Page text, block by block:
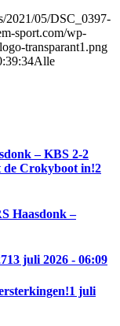
2021/05/DSC_0397-
sport.com/wp-
transparant1.png
Alle
– KBS 2-2
de Crokyboot in!2
Haasdonk –
13 juli 2026 - 06:09
1 juli